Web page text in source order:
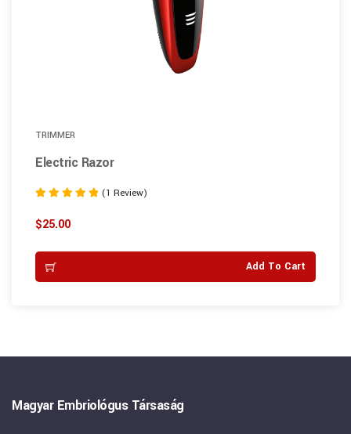
TRIMMER
Electric Razor
5.00
out of 5
(1 Review)
$25.00
Add To Cart
Magyar Embriológus Társaság